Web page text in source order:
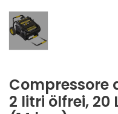
Compressore
2 litri ölfrei, 20